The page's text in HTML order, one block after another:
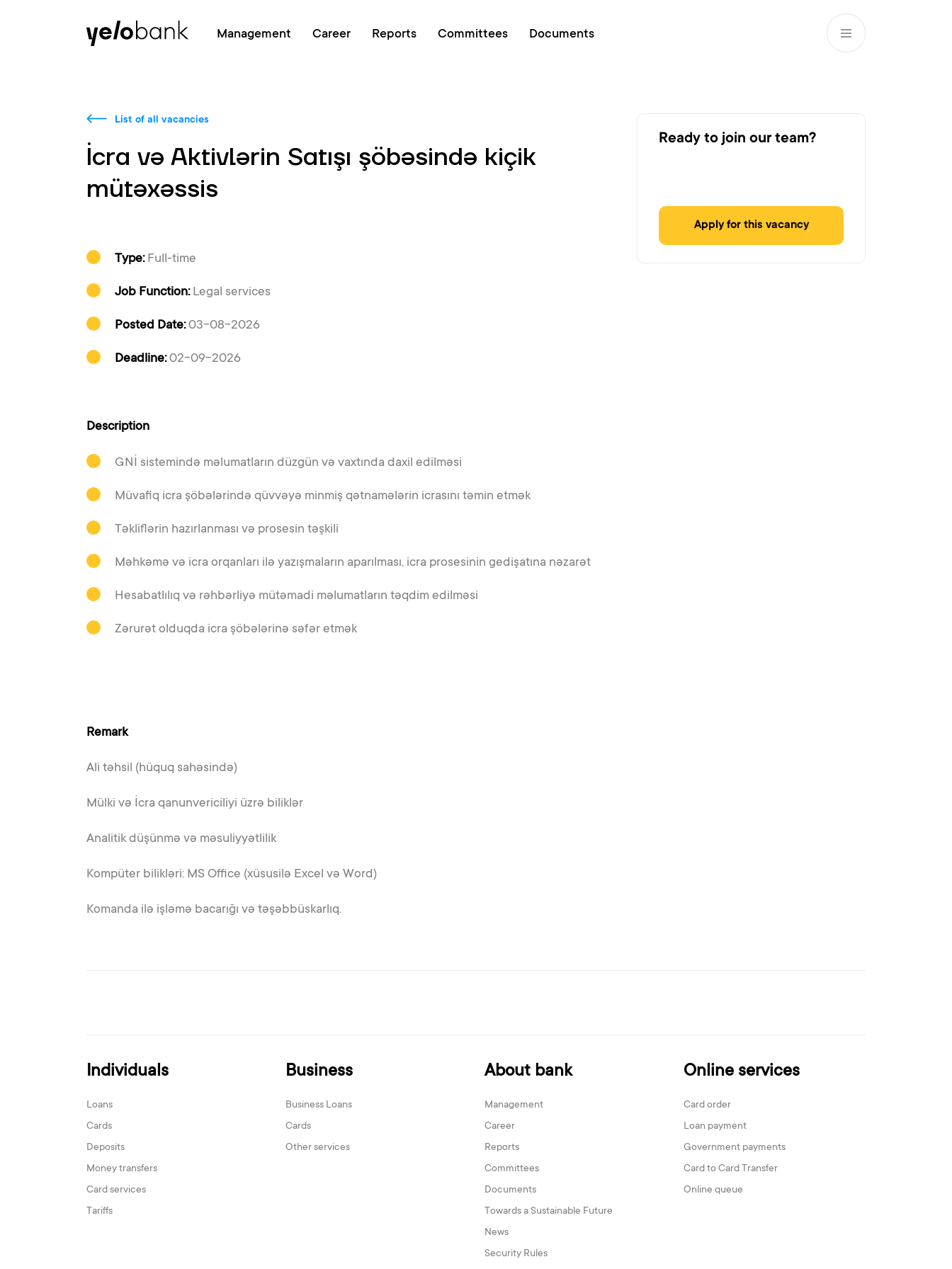
EN
Management Career Reports Committees Documents
List of all vacancies
İcra və Aktivlərin Satışı şöbəsində kiçik
mütəxəssis
Type:Full-time
Job Function:Legal services
Posted Date:03-08-2026
Deadline:02-09-2026
Description
GNİ sistemində məlumatların düzgün və vaxtında daxil edilməsi
Müvafiq icra şöbələrində qüvvəyə minmiş qətnamələrin icrasını təmin etmək
Təkliflərin hazırlanması və prosesin təşkili
Məhkəmə və icra orqanları ilə yazışmaların aparılması, icra prosesinin gedişatına nəzarət
Hesabatlılıq və rəhbərliyə mütəmadi məlumatların təqdim edilməsi
Zərurət olduqda icra şöbələrinə səfər etmək
Remark
Ali təhsil (hüquq sahəsində)
Mülki və İcra qanunvericiliyi üzrə biliklər
Analitik düşünmə və məsuliyyətlilik
Kompüter bilikləri: MS Office (xüsusilə Excel və Word)
Komanda ilə işləmə bacarığı və təşəbbüskarlıq.
Ready to join our team?
Apply for this vacancy
Individuals
Loans
Cards
Deposits
Money transfers
Card services
Tariffs
Business
Business Loans
Cards
Other services
About bank
Management
Career
Reports
Committees
Documents
Towards a Sustainable Future
News
Security Rules
Online services
Card order
Loan payment
Government payments
Card to Card Transfer
Online queue